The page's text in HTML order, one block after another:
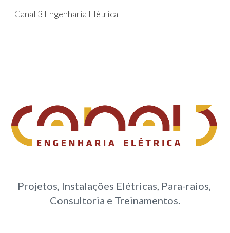
Skip to main content
Canal 3 Engenharia Elétrica
Projetos, Instalações Elétricas, Para-raios,
Consultoria e Treinamentos.